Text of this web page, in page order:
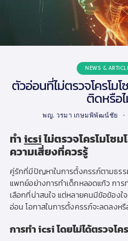
NEWS &
ตัวอ่อนที่ไม่ตรวจโครโม
ติดหรือ
พญ. วรมา เกษมพิพัฒน์ชัย
ทำicsiไม่ตรวจโครโมโซ
ความเสี่ยงที่ควรรู้
คู่รักที่มีปัญหาในการตั้งครรภ์ตามธรร
แพทย์อย่างการทำเด็กหลอดแก้ว การ
เลือกที่น่าสนใจ แต่หลายคนมีข้อข้องใ
อ่อน โอกาสในการตั้งครรภ์จะลดลงหรื
การทำ icsi โดยไม่ได้ตรวจโค